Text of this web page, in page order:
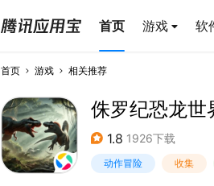
首页 游戏 软
首页 游戏 相关推荐
侏罗纪恐龙世
1.8 1926下载
动作冒险 收集